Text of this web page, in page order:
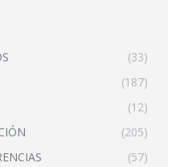
(33)
(187)
(12)
(205)
(57)